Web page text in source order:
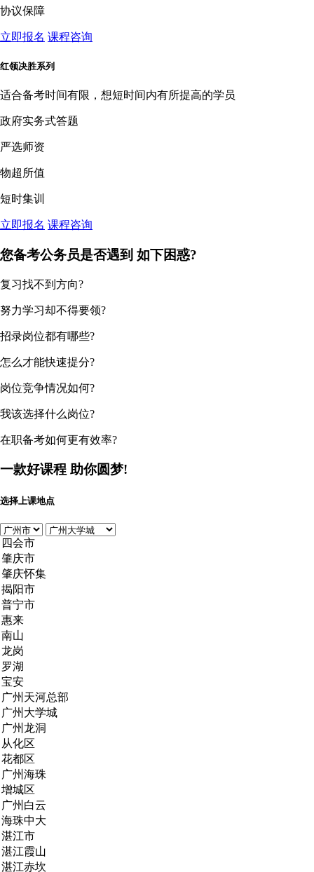
协议保障
立即报名 课程咨询
红领决胜系列
适合备考时间有限，想短时间内有所提高的学员
政府实务式答题
严选师资
物超所值
短时集训
立即报名 课程咨询
您备考公务员是否遇到 如下困惑?
复习找不到方向?
努力学习却不得要领?
招录岗位都有哪些?
怎么才能快速提分?
岗位竞争情况如何?
我该选择什么岗位?
在职备考如何更有效率?
一款好课程 助你圆梦!
选择上课地点